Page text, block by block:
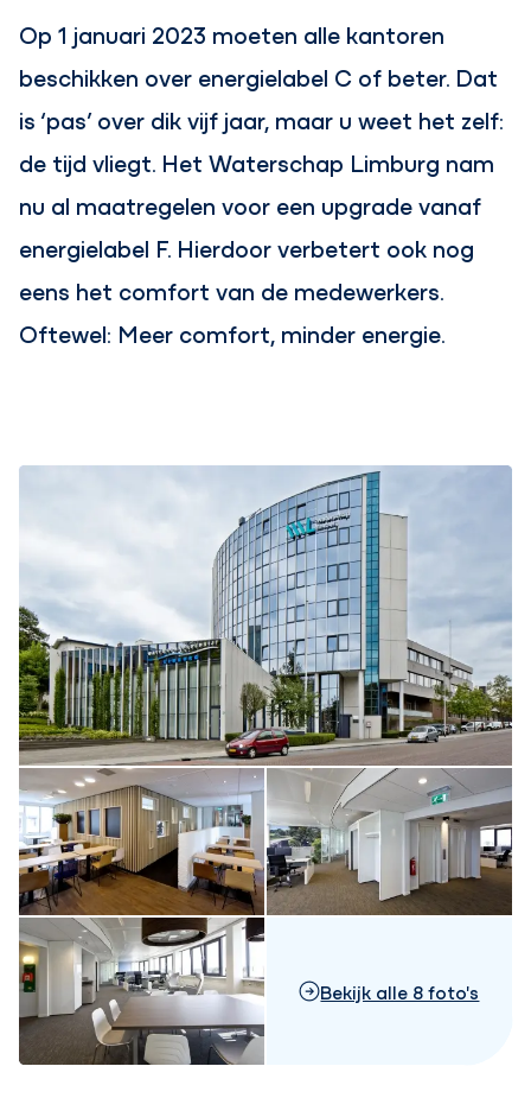
Op 1 januari 2023 moeten alle kantoren
beschikken over energielabel C of beter. Dat
is ‘pas’ over dik vijf jaar, maar u weet het zelf:
de tijd vliegt. Het Waterschap Limburg nam
nu al maatregelen voor een upgrade vanaf
energielabel F. Hierdoor verbetert ook nog
eens het comfort van de medewerkers.
Oftewel: Meer comfort, minder energie.
Bekijk alle 8 foto's